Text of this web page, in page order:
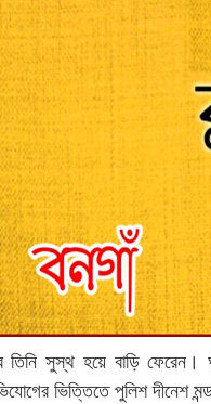
তিনি সুস্থ হয়ে বাড়ি ফেরেন।
ভিত্তিতে পুলিশ দীনেশ